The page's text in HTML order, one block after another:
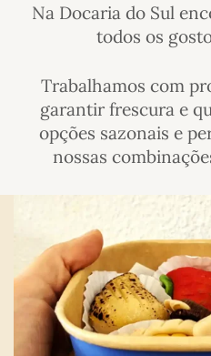
Na Docaria do Sul
todos os
Trabalhamos com
garantir frescura e
opções sazonais e
nossas